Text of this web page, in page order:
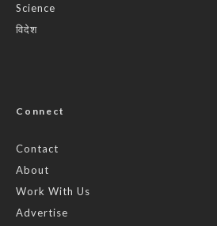
Science
विदेश
Connect
Contact
About
Work With Us
Advertise